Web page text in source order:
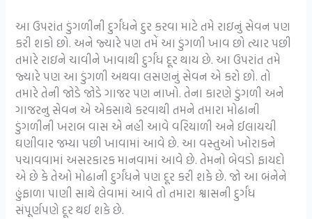
આ ઉપરાંત ડુંગળીની દુર્ગંધને દુર કરવા માટે તમે રાઇનું સેવન પણ
કરી શકો છો. અને જ્યારે પણ તમેં આ ડુંગળી ખાવ છો ત્યાર પછી
તમારે રાઇને ચાવીને ખાવાથી દુર્ગંધ દૂર થાય છે. આ ઉપરાંત તમે
જ્યારે પણ આ ડુંગળી અથવા લસણનું સેવન એ કરો છો. તો
તમારે તેની જોડે જોડે ગાજર પણ નાખો. તેના કારણે ડુંગળી અને
ગાજરનુ સેવન એ એકસાથે કરવાથી તમને તમારા મોઢાની
ડુંગળીની ખરાબ વાસ એ નહી આવે વરિયાળી અને ઈલાયચી
ઘણીવાર જમ્યા પછી ખાવામાં આવે છે. આ વસ્તુઓ ખોરાકને
પચાવવામાં અસરકારક માનવામાં આવે છે. તેમનો બેવડો ફાયદો
એ છે કે તેઓ મોઢાની દુર્ગંધને પણ દૂર કરી શકે છે. જો આ બંનેને
હુંફાળા પાણી સાથે લેવામાં આવે તો તમારા શ્વાસની દુર્ગંધ
સંપૂર્ણપણે દૂર થઈ શકે છે.